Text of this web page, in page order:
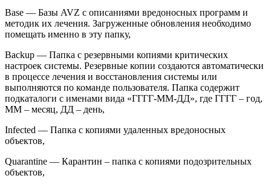
Base — Базы AVZ с описаниями вредоносных программ и
методик их лечения. Загруженные обновления необходимо
помещать именно в эту папку,
Backup — Папка с резервными копиями критических
настроек системы. Резервные копии создаются автоматически
в процессе лечения и восстановления системы или
выполняются по команде пользователя. Папка содержит
подкаталоги с именами вида «ГГГГ-ММ-ДД», где ГГГГ – год,
ММ – месяц, ДД – день,
Infected — Папка с копиями удаленных вредоносных
объектов,
Quarantine — Карантин – папка с копиями подозрительных
объектов,